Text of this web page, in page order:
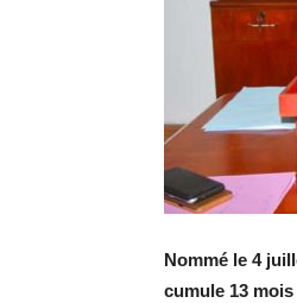
Nommé le 4
cumule 13